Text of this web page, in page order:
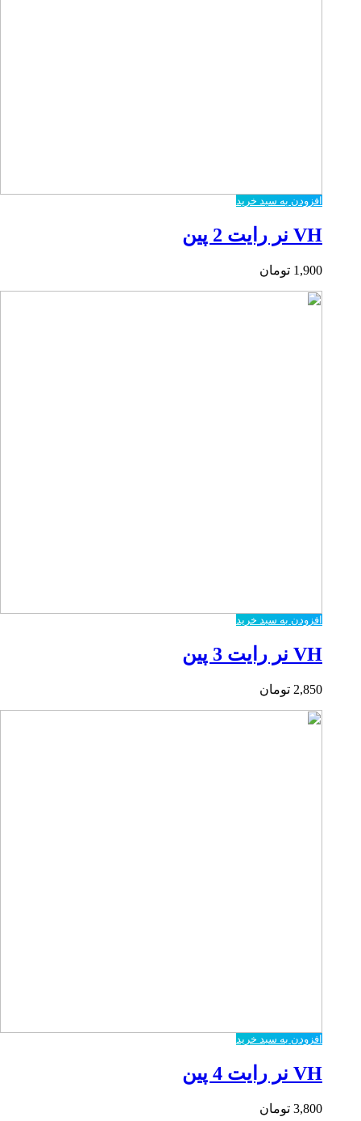
افزودن به سبد خرید
VH نر رایت 2 پین
1,900 تومان
افزودن به سبد خرید
VH نر رایت 3 پین
2,850 تومان
افزودن به سبد خرید
VH نر رایت 4 پین
3,800 تومان